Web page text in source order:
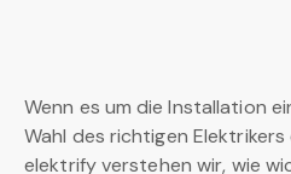
Wenn es um die Installation
Wahl des richtigen
elektrify verstehen wir, wie